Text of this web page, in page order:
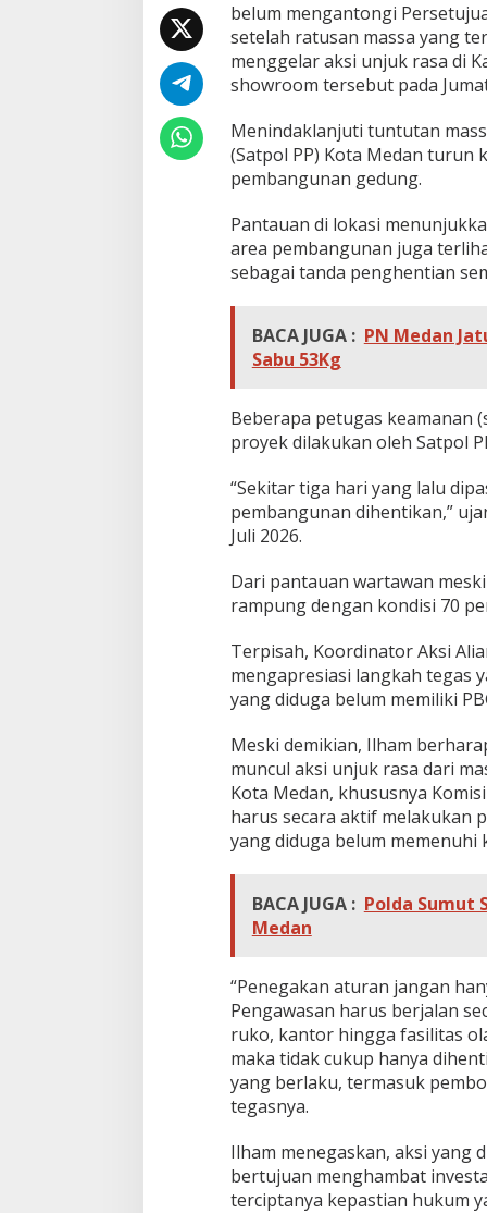
r
o
m
B
D
d
J
l
a
n
S
a
j
belum mengantongi
setelah ratusan massa yang
menggelar aksi unjuk rasa di
showroom tersebut pada
Menindaklanjuti tuntutan
(Satpol PP) Kota Medan turun
pembangunan gedung.
Pantauan di lokasi
area pembangunan juga
sebagai tanda penghentian
BACA JUGA : PN Medan
Sabu 53Kg
Beberapa petugas keamanan
proyek dilakukan oleh Satpol
“Sekitar tiga hari yang lalu
pembangunan dihentikan,”
Juli 2026.
Dari pantauan wartawan
rampung dengan kondisi 70
Terpisah, Koordinator Aksi
mengapresiasi langkah tegas
yang diduga belum memiliki
Meski demikian, Ilham
muncul aksi unjuk rasa dari
Kota Medan, khususnya
harus secara aktif melakukan
yang diduga belum memenuhi
BACA JUGA : Polda Sumut
Medan
“Penegakan aturan jangan
Pengawasan harus berjalan
ruko, kantor hingga fasilitas
maka tidak cukup hanya
yang berlaku, termasuk
tegasnya.
Ilham menegaskan, aksi yang
bertujuan menghambat
terciptanya kepastian hukum